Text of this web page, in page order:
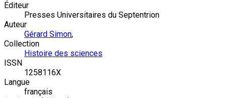
Éditeur
Presses Universitaires du Septentrion
Auteur
Gérard Simon,
Collection
Histoire des sciences
ISSN
1258116X
Langue
français